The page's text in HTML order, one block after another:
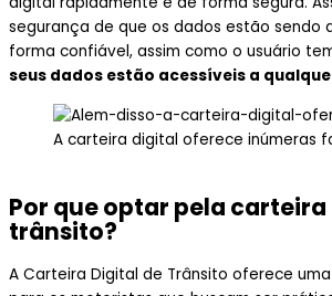
segurança de que os dados estão sendo
forma confiável, assim como o usuário
seus dados estão acessíveis a
A carteira digital oferece inúmeras
Por que optar pela
trânsito?
A Carteira Digital de Trânsito oferece